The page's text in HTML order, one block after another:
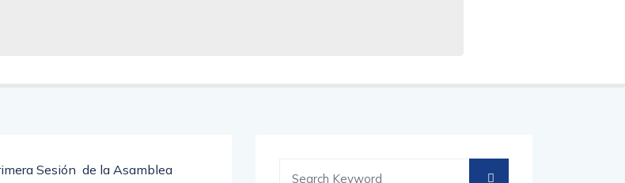
Sesión de la Asamblea